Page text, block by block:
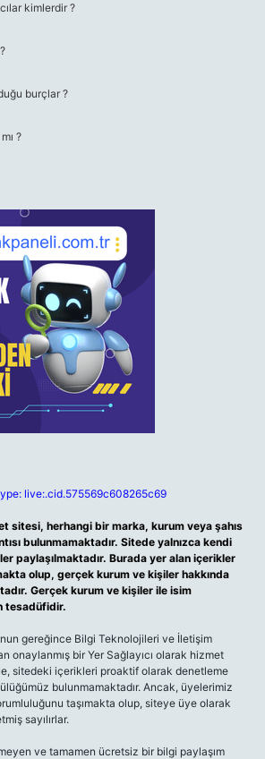
kimlerdir ?
burçlar ?
?
live:.cid.575569c608265c69
sitesi, herhangi bir marka, kurum veya şahıs
bulunmamaktadır. Sitede yalnızca kendi
paylaşılmaktadır. Burada yer alan içerikler
olup, gerçek kurum ve kişiler hakkında
Gerçek kurum ve kişiler ile isim
tesadüfidir.
gereğince Bilgi Teknolojileri ve İletişim
onaylanmış bir Yer Sağlayıcı olarak hizmet
sitedeki içerikleri proaktif olarak denetleme
bulunmamaktadır. Ancak, üyelerimiz
taşımakta olup, siteye üye olarak
sayılırlar.
ve tamamen ücretsiz bir bilgi paylaşım